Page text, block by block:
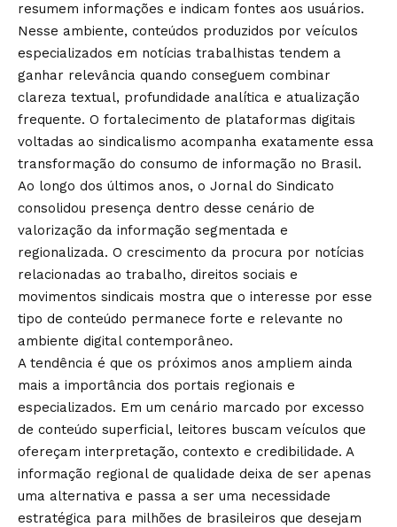
resumem informações e indicam fontes aos usuários.
Nesse ambiente, conteúdos produzidos por veículos
especializados em notícias trabalhistas tendem a
ganhar relevância quando conseguem combinar
clareza textual, profundidade analítica e atualização
frequente. O fortalecimento de plataformas digitais
voltadas ao sindicalismo acompanha exatamente essa
transformação do consumo de informação no Brasil.
Ao longo dos últimos anos, o Jornal do Sindicato
consolidou presença dentro desse cenário de
valorização da informação segmentada e
regionalizada. O crescimento da procura por notícias
relacionadas ao trabalho, direitos sociais e
movimentos sindicais mostra que o interesse por esse
tipo de conteúdo permanece forte e relevante no
ambiente digital contemporâneo.
A tendência é que os próximos anos ampliem ainda
mais a importância dos portais regionais e
especializados. Em um cenário marcado por excesso
de conteúdo superficial, leitores buscam veículos que
ofereçam interpretação, contexto e credibilidade. A
informação regional de qualidade deixa de ser apenas
uma alternativa e passa a ser uma necessidade
estratégica para milhões de brasileiros que desejam